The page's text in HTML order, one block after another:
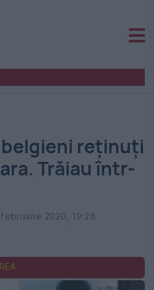
reținuți
Trăiau într-
februarie 2020, 19:26